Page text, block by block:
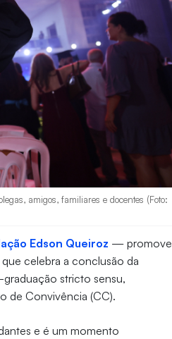
amigos, familiares e docentes (Foto:
Edson Queiroz — promove
celebra a conclusão da
stricto sensu,
de Convivência (CC).
e é um momento